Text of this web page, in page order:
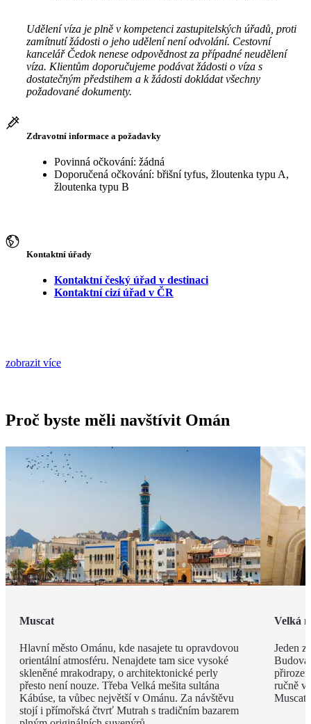
Udělení víza je plně v kompetenci zastupitelských úřadů, proti
zamítnutí žádosti o jeho udělení není odvolání. Cestovní
kancelář Čedok nenese odpovědnost za případné neudělení
víza. Klientům doporučujeme podávat žádosti o víza s
dostatečným předstihem a k žádosti dokládat všechny
požadované dokumenty.
Zdravotní informace a požadavky
Povinná očkování: žádná
Doporučená očkování: břišní tyfus, žloutenka typu A,
žloutenka typu B
Kontaktní úřady
Kontaktní český úřad v destinaci
Kontaktní cizí úřad v ČR
zobrazit více
Proč byste měli navštívit Omán
Muscat
Hlavní město Ománu, kde nasajete tu opravdovou
orientální atmosféru. Nenajdete tam sice vysoké
skleněné mrakodrapy, o architektonické perly
přesto není nouze. Třeba Velká mešita sultána
Kábúse, ta vůbec největší v Ománu. Za návštěvu
stojí i přímořská čtvrť Mutrah s tradičním bazarem
Velká
Jeden z
Budova
ručně